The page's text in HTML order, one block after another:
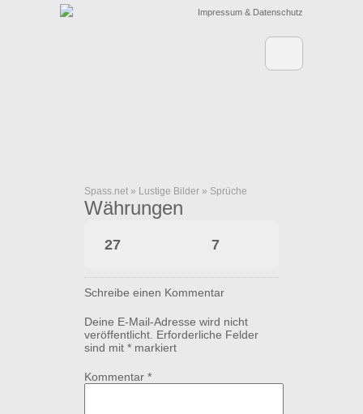
Impressum & Datenschutz
Spass.net » Lustige Bilder » Sprüche
Währungen
27 7
Schreibe einen Kommentar
Deine E-Mail-Adresse wird nicht
veröffentlicht. Erforderliche Felder
sind mit * markiert
Kommentar *